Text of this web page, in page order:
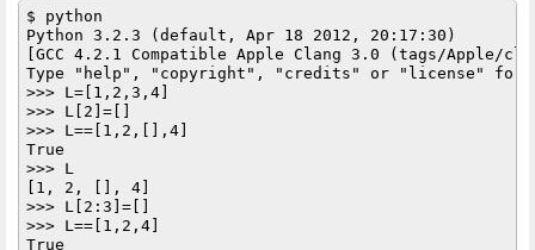
$ python
Python 3.2.3 (default, Apr 18 2012, 20:17:30)
[GCC 4.2.1 Compatible Apple Clang 3.0 (tags/Apple/
Type "help", "copyright", "credits" or "license" for
>>> L=[1,2,3,4]
>>> L[2]=[]
>>> L==[1,2,[],4]
True
>>> L
[1, 2, [], 4]
>>> L[2:3]=[]
>>> L==[1,2,4]
True